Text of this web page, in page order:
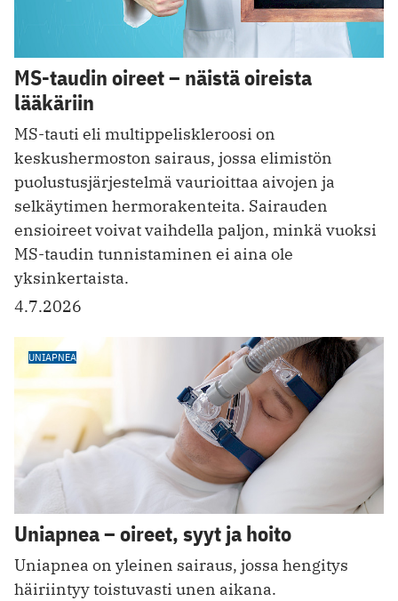
MS-taudin oireet – näistä oireista
lääkäriin
MS-tauti eli multippeliskleroosi on
keskushermoston sairaus, jossa elimistön
puolustusjärjestelmä vaurioittaa aivojen ja
selkäytimen hermorakenteita. Sairauden
ensioireet voivat vaihdella paljon, minkä vuoksi
MS-taudin tunnistaminen ei aina ole
yksinkertaista.
4.7.2026
UNIAPNEA
Uniapnea – oireet, syyt ja hoito
Uniapnea on yleinen sairaus, jossa hengitys
häiriintyy toistuvasti unen aikana.